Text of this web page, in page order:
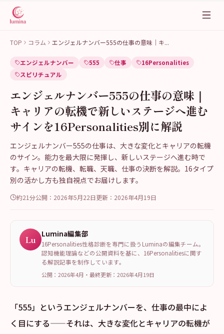
TOP コラム エンジェルナンバー555の仕事の意味｜キ...
エンジェルナンバー 555 仕事
16Personalities
スピリチュアル
エンジェルナンバー555の仕事の意味｜
キャリアの転機で新しいステージへ進む
サインを16Personalities別に解説
エンジェルナンバー555の仕事は、大きな変化とキャリアの転機
のサイン。能力を最大限に発揮し、新しいステージへ進む時で
す。キャリアの転機、転職、天職、仕事の決断を解説。16タイプ
別の活かし方も独自視点でお届けします。
約21分公開： 2026年5月22日更新： 2026年4月19日
Lu Lumina編集部
16Personalities性格診断を専門に扱うLuminaの編集チーム。
認知機能理論などの公開資料を基に、16Personalitiesに関す
る解説記事を制作しています。
公開：2026年4月 ・ 最終更新： 2026年4月19日
「555」というエンジェルナンバーを、仕事の最中によ
く目にする——それは、大きな変化とキャリアの転機が